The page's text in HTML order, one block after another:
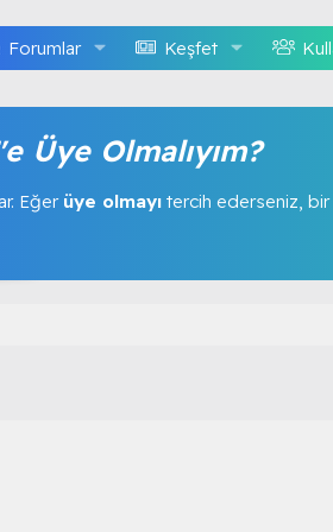
Forumlar Keşfet
Üye Olmalıyım?
Eğer üye olmayı tercih ederseniz, bir